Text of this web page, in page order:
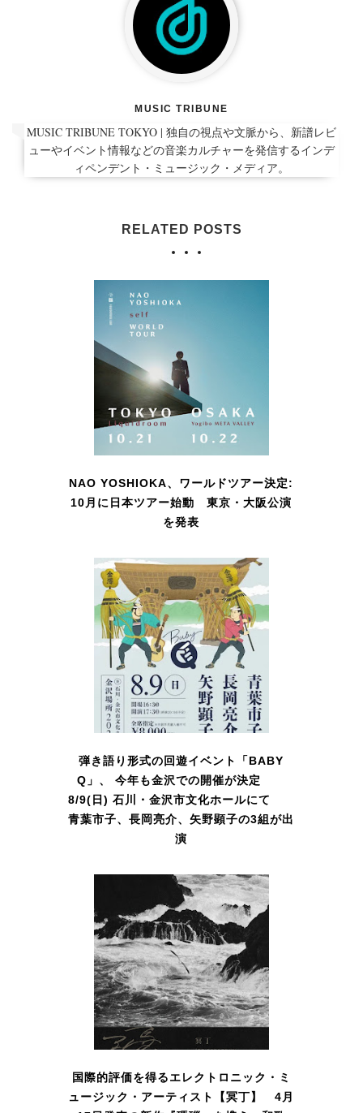
MUSIC TRIBUNE
MUSIC TRIBUNE TOKYO | 独自の視点や文脈から、新譜レビ
ューやイベント情報などの音楽カルチャーを発信するインデ
ィペンデント・ミュージック・メディア。
RELATED POSTS
NAO YOSHIOKA、ワールドツアー決定:
10月に日本ツアー始動 東京・大阪公演
を発表
弾き語り形式の回遊イベント「BABY
Q」、 今年も金沢での開催が決定
8/9(日) 石川・金沢市文化ホールにて
青葉市子、長岡亮介、矢野顕子の3組が出
演
国際的評価を得るエレクトロニック・ミ
ュージック・アーティスト【冥丁】 4月